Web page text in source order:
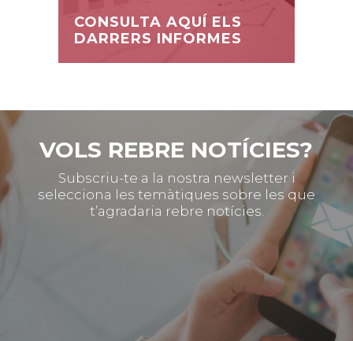
CONSULTA AQUÍ ELS
DARRERS INFORMES
VOLS REBRE NOTÍCIES?
Subscriu-te a la nostra newsletter i
selecciona les temàtiques sobre les que
t’agradaria rebre notícies.